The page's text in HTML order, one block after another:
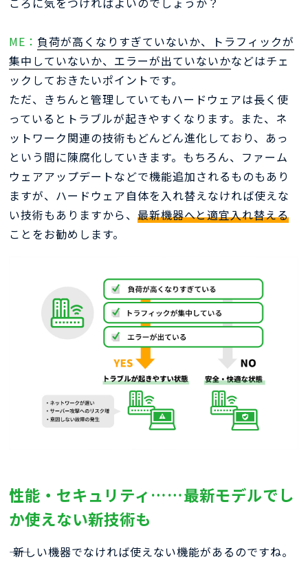
ME： 負荷が高くなりすぎていないか、トラフィックが
集中していないか、エラーが出ていないかなどはチェ
ックしておきたいポイントです。
ただ、きちんと管理していてもハードウェアは長く使
っているとトラブルが起きやすくなります。また、ネ
ットワーク関連の技術もどんどん進化しており、あっ
という間に陳腐化していきます。もちろん、ファーム
ウェアアップデートなどで機能追加されるものもあり
ますが、ハードウェア自体を入れ替えなければ使えな
い技術もありますから、最新機器へと適宜入れ替える
ことをお勧めします。
性能・セキュリティ……最新モデルでし
か使えない新技術も
―― 新しい機器でなければ使えない機能があるのですね。